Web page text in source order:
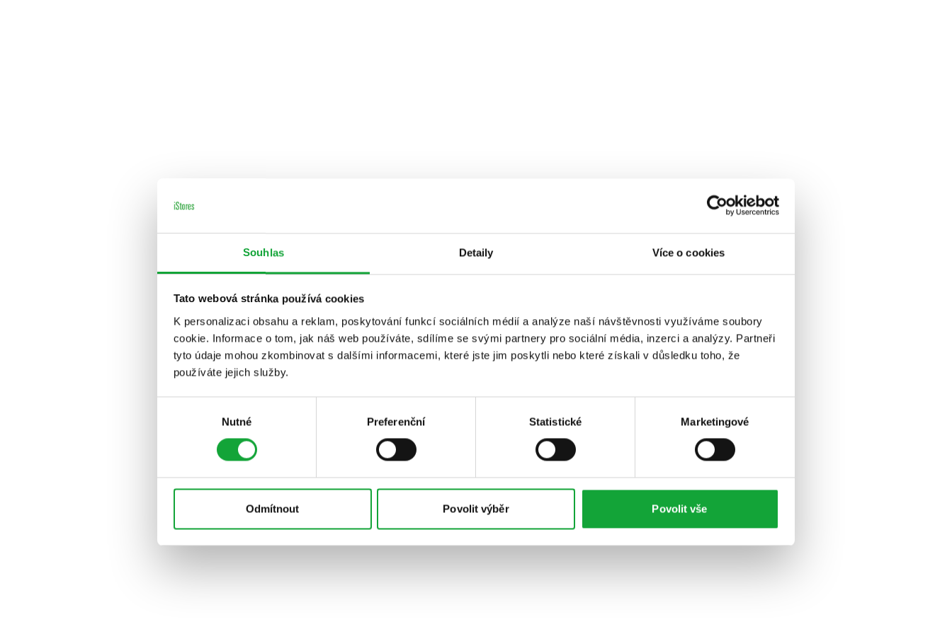
Souhlas Detaily Více o cookies
Tato webová stránka používá cookies
K personalizaci obsahu a reklam, poskytování funkcí sociálních médií a analýze naší návštěvnosti využíváme soubory
cookie. Informace o tom, jak náš web používáte, sdílíme se svými partnery pro sociální média, inzerci a analýzy. Partneři
tyto údaje mohou zkombinovat s dalšími informacemi, které jste jim poskytli nebo které získali v důsledku toho, že
používáte jejich služby.
Nutné Preferenční Statistické Marketingové
Odmítnout Povolit výběr Povolit vše